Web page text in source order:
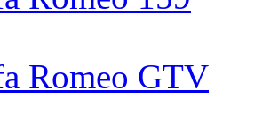
Romeo GTV